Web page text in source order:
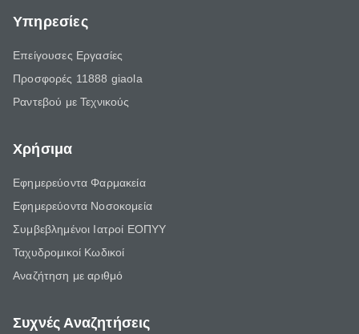
Υπηρεσίες
Επείγουσες Εργασίες
Προσφορές 11888 giaola
Ραντεβού με Τεχνικούς
Χρήσιμα
Εφημερεύοντα Φαρμακεία
Εφημερεύοντα Νοσοκομεία
Συμβεβλημένοι Ιατροί ΕΟΠΥΥ
Ταχυδρομικοί Κωδικοί
Αναζήτηση με αριθμό
Συχνές Αναζητήσεις